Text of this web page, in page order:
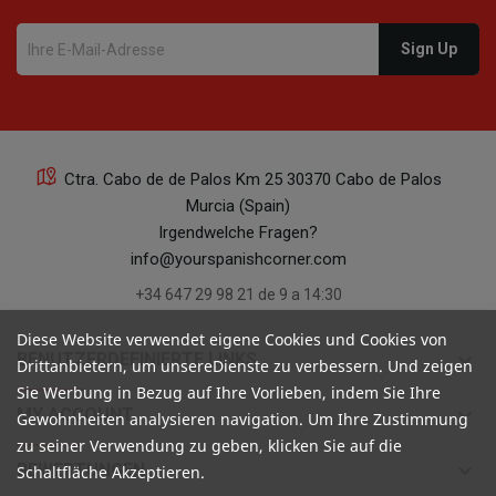
Ctra. Cabo de de Palos Km 25 30370 Cabo de Palos
Murcia (Spain)
Irgendwelche Fragen?
info@yourspanishcorner.com
+34 647 29 98 21 de 9 a 14:30
BENUTZERDEFINIERTE LINKS keyboard_arrow_down
MY ACCOUNT keyboard_arrow_down
BEWERTUNGEN
Diese Website verwendet eigene Cookies und Cookies von
Drittanbietern, um unsereDienste zu verbessern. Und zeigen
Sie Werbung in Bezug auf Ihre Vorlieben, indem Sie Ihre
Gewohnheiten analysieren navigation. Um Ihre Zustimmung
zu seiner Verwendung zu geben, klicken Sie auf die
Schaltfläche Akzeptieren.